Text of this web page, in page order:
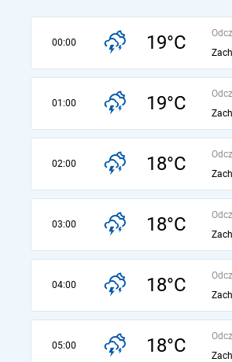
00:00 19°C
01:00 19°C
02:00 18°C
03:00 18°C
04:00 18°C
05:00 18°C